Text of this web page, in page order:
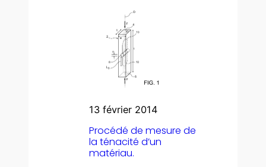
13 février 2014
Procédé de mesure de
la ténacité d’un
matériau.